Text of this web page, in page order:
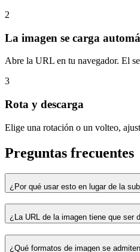
2
La imagen se carga
Abre la URL en tu navegador. El
3
Rota y descarga
Elige una rotación o un volteo,
Preguntas frecuentes
¿Por qué usar esto en lugar de la
¿La URL de la imagen tiene que ser
¿Qué formatos de imagen se